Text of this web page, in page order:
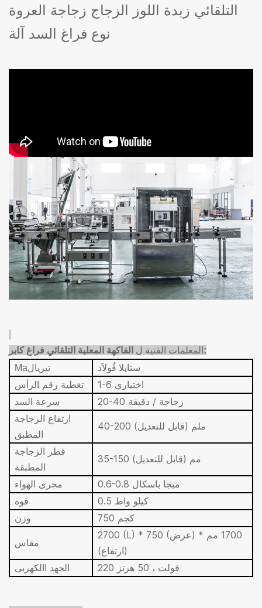
التلقائي زبدة اللوز الزجاج زجاجة العروة
نوع فراغ السد آلة
المعلمات الفنية ل الفاكهة المعلبة التلقائي فراغ كابر
:
Maتيريال ستايلا فُولاَذ
تغطية رقم الرأس
1-6 اختياري
سرعة السد
20-40 زجاجة / دقيقة
ارتفاع الزجاجة
المطبق
40-200 ملم (قابل للتعديل)
قطر الزجاجة
المطبقة
35-150 مم (قابل للتعديل)
مجرى الهواء
0.6-0.8 ميجا باسكال
قوة
0.5 كيلو واط
وزن
750 كجم
مقاس
2700 (L) * 750 (عرض) * 1700 مم
(ارتفاع)
الجهد االكهربى
220 فولت ، 50 هرتز